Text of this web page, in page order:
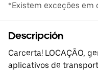
*Existem exceções em
Descripción
Carcerta! LOCAÇÃO,
aplicativos de